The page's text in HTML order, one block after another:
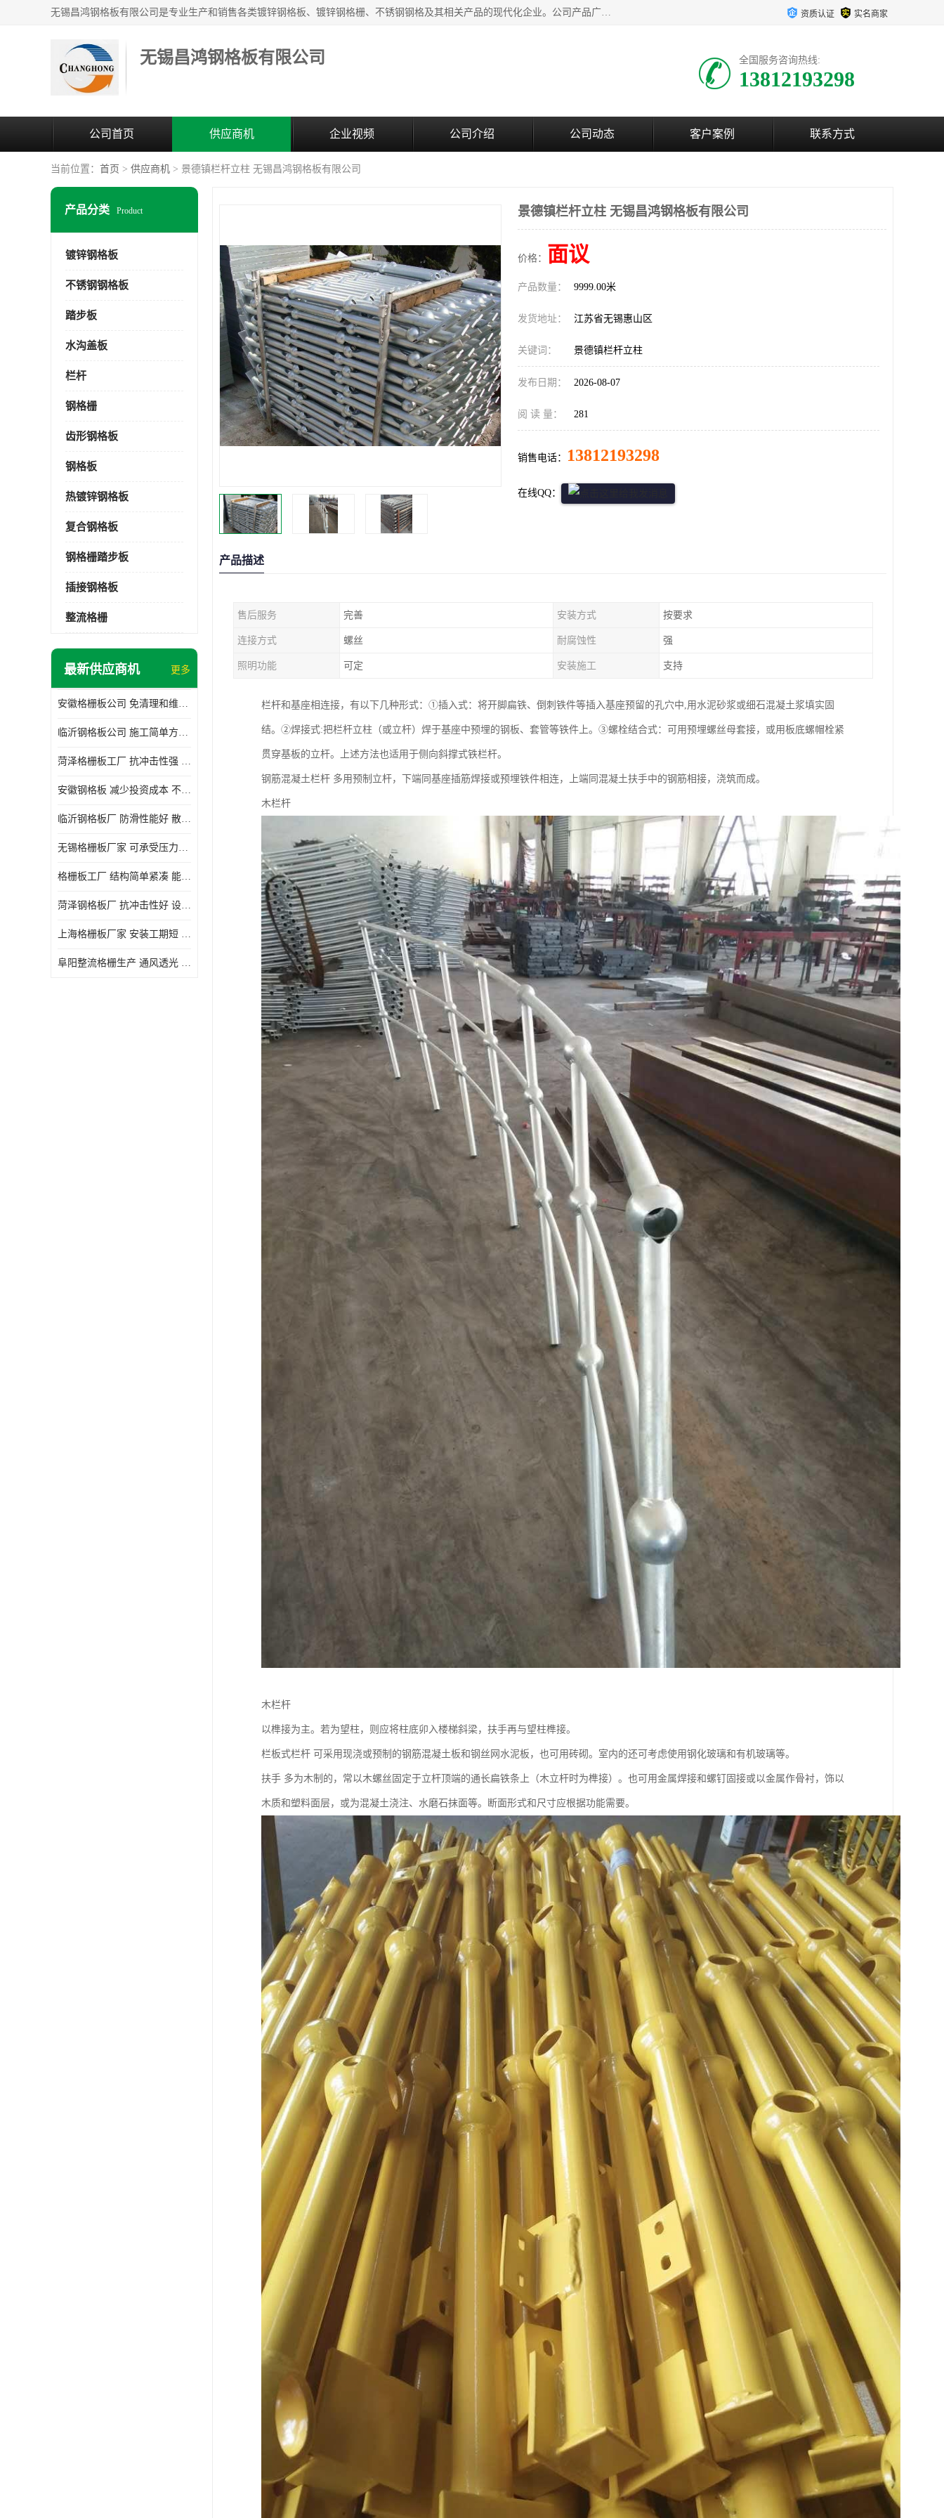
无锡昌鸿钢格板有限公司是专业生产和销售各类镀锌钢格板、镀锌钢格栅、不锈钢钢格及其相关产品的现代化企业。公司产品广泛运用于石油、化工、港口、电力、运输、造纸、医药、钢铁、食品、市政、房地产、制造业等各个领域。 资质认证 实名商家
无锡昌鸿钢格板有限公司 全国服务咨询热线:
13812193298
公司首页 供应商机 企业视频 公司介绍 公司动态 客户案例 联系方式
当前位置： 首页 > 供应商机 > 景德镇栏杆立柱 无锡昌鸿钢格板有限公司
产品分类 Product
镀锌钢格板
不锈钢钢格板
踏步板
水沟盖板
栏杆
钢格栅
齿形钢格板
钢格板
热镀锌钢格板
复合钢格板
钢格栅踏步板
插接钢格板
整流格栅
最新供应商机 更多
安徽格栅板公司 免清理和维护 安装需要人工少
临沂钢格板公司 施工简单方便 通风好 减少风阻
菏泽格栅板工厂 抗冲击性强 安装需要人工少
安徽钢格板 减少投资成本 不用清洗和维护
临沂钢格板厂 防滑性能好 散热防爆效果好
无锡格栅板厂家 可承受压力强 安装需要人工少
格栅板工厂 结构简单紧凑 能减少风力破坏
菏泽钢格板厂 抗冲击性好 设计规范 通风透光
上海格栅板厂家 安装工期短 通风好 减少风阻
阜阳整流格栅生产 通风透光 免清理和维护
景德镇栏杆立柱 无锡昌鸿钢格板有限公司
价格： 面议
产品数量： 9999.00米
发货地址： 江苏省无锡惠山区
关键词： 景德镇栏杆立柱
发布日期： 2026-08-07
阅 读 量： 281
销售电话： 13812193298
在线QQ：
产品描述
售后服务 完善 安装方式 按要求
连接方式 螺丝 耐腐蚀性 强
照明功能 可定 安装施工 支持
栏杆和基座相连接，有以下几种形式：①插入式：将开脚扁铁、倒刺铁件等插入基座预留的孔穴中,用水泥砂浆或细石混凝土浆填实固
结。②焊接式:把栏杆立柱（或立杆）焊于基座中预埋的钢板、套管等铁件上。③螺栓结合式：可用预埋螺丝母套接，或用板底螺帽栓紧
贯穿基板的立杆。上述方法也适用于侧向斜撑式铁栏杆。
钢筋混凝土栏杆 多用预制立杆，下端同基座插筋焊接或预埋铁件相连，上端同混凝土扶手中的钢筋相接，浇筑而成。
木栏杆
木栏杆
以榫接为主。若为望柱，则应将柱底卯入楼梯斜梁，扶手再与望柱榫接。
栏板式栏杆 可采用现浇或预制的钢筋混凝土板和钢丝网水泥板，也可用砖砌。室内的还可考虑使用钢化玻璃和有机玻璃等。
扶手 多为木制的，常以木螺丝固定于立杆顶端的通长扁铁条上（木立杆时为榫接）。也可用金属焊接和螺钉固接或以金属作骨衬，饰以
木质和塑料面层，或为混凝土浇注、水磨石抹面等。断面形式和尺寸应根据功能需要。